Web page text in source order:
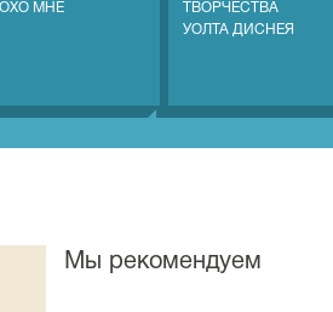
МНЕ
ТВОРЧЕСТВА
УОЛТА ДИСНЕЯ
Мы рекомендуем